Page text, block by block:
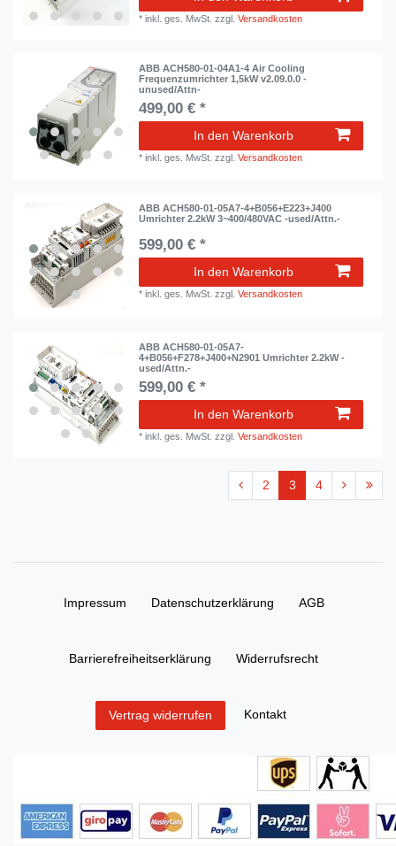
*inkl. ges. MwSt. zzgl.Versandkosten
ABB ACH580-01-04A1-4 Air Cooling
Frequenzumrichter 1,5kW v2.09.0.0 -
unused/Attn-
499,00 € *
In den Warenkorb
*inkl. ges. MwSt. zzgl.Versandkosten
ABB ACH580-01-05A7-4+B056+E223+J400
Umrichter 2.2kW 3~400/480VAC -used/Attn.-
599,00 € *
In den Warenkorb
*inkl. ges. MwSt. zzgl.Versandkosten
ABB ACH580-01-05A7-
4+B056+F278+J400+N2901 Umrichter 2.2kW -
used/Attn.-
599,00 € *
In den Warenkorb
*inkl. ges. MwSt. zzgl.Versandkosten
2 3 4
Impressum Daten­schutz­erklärung AGB
Barrierefreiheitserklärung Widerrufs­recht
Vertrag widerrufen Kontakt